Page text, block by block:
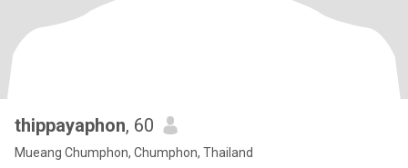
thippayaphon, 60
Mueang Chumphon, Chumphon, Thailand